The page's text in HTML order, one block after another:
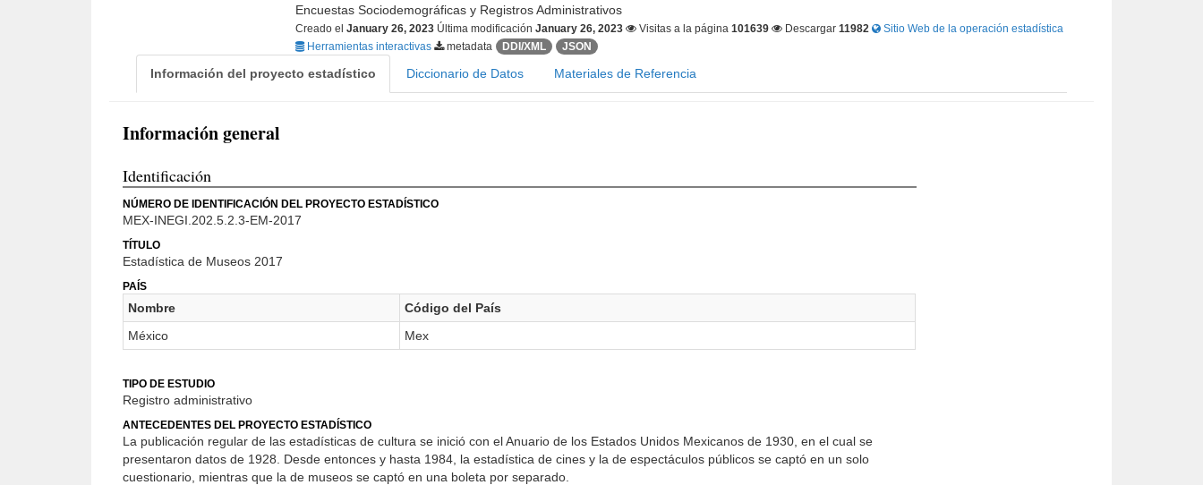
Encuestas Sociodemográficas y Registros Administrativos
Creado elJanuary 26, 2023 Última modificaciónJanuary 26, 2023 Visitas a la página101639 Descargar11982
Sitio Web de la operación estadística
Herramientas interactivas
metadata DDI/XML JSON
Información del proyecto estadístico Diccionario de Datos Materiales de Referencia
Información general
Identificación
NÚMERO DE IDENTIFICACIÓN DEL PROYECTO ESTADÍSTICO
MEX-INEGI.202.5.2.3-EM-2017
TÍTULO
Estadística de Museos 2017
PAÍS
Nombre
Código del País
México
Mex
TIPO DE ESTUDIO
Registro administrativo
ANTECEDENTES DEL PROYECTO ESTADÍSTICO
La publicación regular de las estadísticas de cultura se inició con el Anuario de los Estados Unidos Mexicanos de 1930, en el cual se
presentaron datos de 1928. Desde entonces y hasta 1984, la estadística de cines y la de espectáculos públicos se captó en un solo
cuestionario, mientras que la de museos se captó en una boleta por separado.